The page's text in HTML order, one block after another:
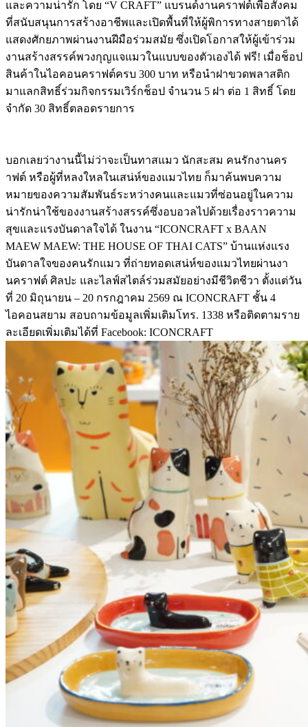
และความน่ารัก โดย “V CRAFT” แบรนด์งานคราฟต์เพื่อสังคม
ที่สนับสนุนการสร้างอาชีพและเปิดพื้นที่ให้ผู้พิการทางสายตาได้
แสดงศักยภาพผ่านงานฝีมือร่วมสมัย ซึ่งเปิดโอกาสให้ผู้เข้าร่วม
งานสร้างสรรค์พวงกุญแจแมวในแบบของตัวเองได้ ฟรี! เมื่อช็อป
สินค้าในไอคอนคราฟต์ครบ 300 บาท หรือนำฝาขวดพลาสติก
มาแลกสิทธิ์ร่วมกิจกรรมเวิร์กช็อป จำนวน 5 ฝา ต่อ 1 สิทธิ์ โดย
จำกัด 30 สิทธิ์ตลอดรายการ
บอกเลยว่างานนี้ไม่ว่าจะเป็นทาสแมว นักสะสม คนรักงานคร
าฟต์ หรือผู้ที่หลงใหลในเสน่ห์ของแมวไทย ก็มาค้นพบความ
หมายของความสัมพันธ์ระหว่างคนและแมวที่ซ่อนอยู่ในความ
น่ารักน่าใช้ของงานสร้างสรรค์ซึ่งอบอวลไปด้วยเรื่องราวความ
สุขและแรงบันดาลใจได้ ในงาน “ICONCRAFT x BAAN
MAEW MAEW: THE HOUSE OF THAI CATS” บ้านแห่งแรง
บันดาลใจของคนรักแมว ที่ถ่ายทอดเสน่ห์ของแมวไทยผ่านงา
นคราฟต์ ศิลปะ และไลฟ์สไตล์ร่วมสมัยอย่างมีชีวิตชีวา ตั้งแต่วัน
ที่ 20 มิถุนายน – 20 กรกฎาคม 2569 ณ ICONCRAFT ชั้น 4
ไอคอนสยาม สอบถามข้อมูลเพิ่มเติมโทร. 1338 หรือติดตามราย
ละเอียดเพิ่มเติมได้ที่ Facebook: ICONCRAFT